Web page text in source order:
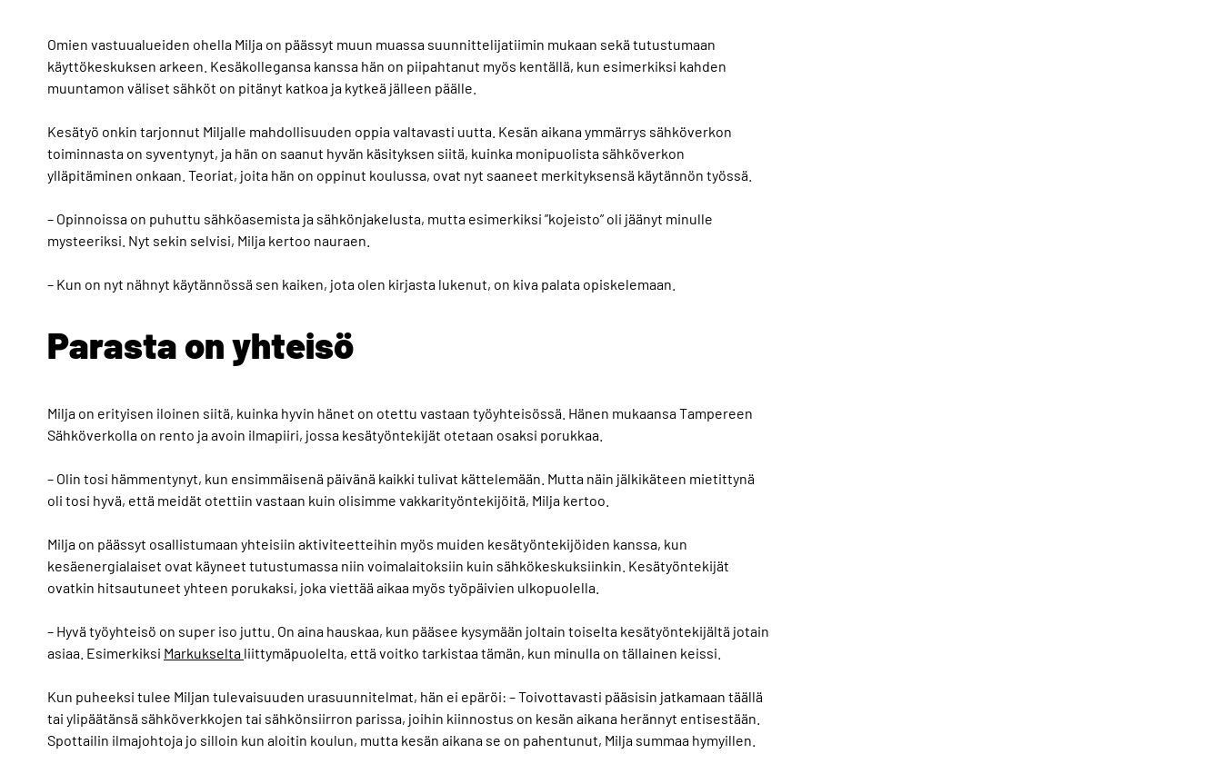
Omien vastuualueiden ohella Milja on päässyt muun muassa suunnittelijatiimin mukaan sekä tutustumaan
käyttökeskuksen arkeen. Kesäkollegansa kanssa hän on piipahtanut myös kentällä, kun esimerkiksi kahden
muuntamon väliset sähköt on pitänyt katkoa ja kytkeä jälleen päälle.
Kesätyö onkin tarjonnut Miljalle mahdollisuuden oppia valtavasti uutta. Kesän aikana ymmärrys sähköverkon
toiminnasta on syventynyt, ja hän on saanut hyvän käsityksen siitä, kuinka monipuolista sähköverkon
ylläpitäminen onkaan. Teoriat, joita hän on oppinut koulussa, ovat nyt saaneet merkityksensä käytännön työssä.
– Opinnoissa on puhuttu sähköasemista ja sähkönjakelusta, mutta esimerkiksi ”kojeisto” oli jäänyt minulle
mysteeriksi. Nyt sekin selvisi, Milja kertoo nauraen.
– Kun on nyt nähnyt käytännössä sen kaiken, jota olen kirjasta lukenut, on kiva palata opiskelemaan.
Parasta on yhteisö
Milja on erityisen iloinen siitä, kuinka hyvin hänet on otettu vastaan työyhteisössä. Hänen mukaansa Tampereen
Sähköverkolla on rento ja avoin ilmapiiri, jossa kesätyöntekijät otetaan osaksi porukkaa.
– Olin tosi hämmentynyt, kun ensimmäisenä päivänä kaikki tulivat kättelemään. Mutta näin jälkikäteen mietittynä
oli tosi hyvä, että meidät otettiin vastaan kuin olisimme vakkarityöntekijöitä, Milja kertoo.
Milja on päässyt osallistumaan yhteisiin aktiviteetteihin myös muiden kesätyöntekijöiden kanssa, kun
kesäenergialaiset ovat käyneet tutustumassa niin voimalaitoksiin kuin sähkökeskuksiinkin. Kesätyöntekijät
ovatkin hitsautuneet yhteen porukaksi, joka viettää aikaa myös työpäivien ulkopuolella.
– Hyvä työyhteisö on super iso juttu. On aina hauskaa, kun pääsee kysymään joltain toiselta kesätyöntekijältä jotain
asiaa. Esimerkiksi Markukselta liittymäpuolelta, että voitko tarkistaa tämän, kun minulla on tällainen keissi.
Kun puheeksi tulee Miljan tulevaisuuden urasuunnitelmat, hän ei epäröi: – Toivottavasti pääsisin jatkamaan täällä
tai ylipäätänsä sähköverkkojen tai sähkönsiirron parissa, joihin kiinnostus on kesän aikana herännyt entisestään.
Spottailin ilmajohtoja jo silloin kun aloitin koulun, mutta kesän aikana se on pahentunut, Milja summaa hymyillen.